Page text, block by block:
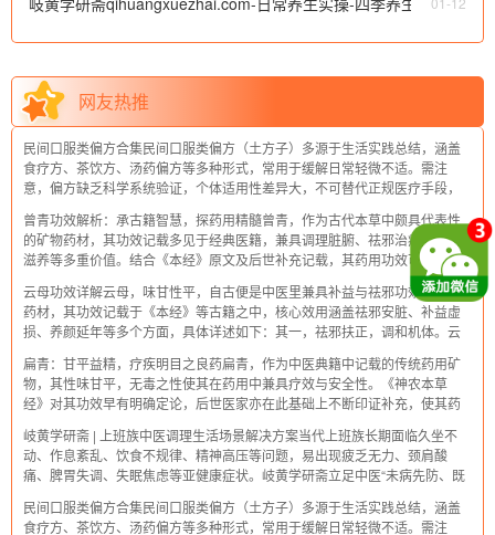
四季养生之春夏秋冬
网友热推
民间口服类偏方合集民间口服类偏方（土方子）多源于生活实践总结，涵盖
食疗方、茶饮方、汤药偏方等多种形式，常用于缓解日常轻微不适。需注
意，偏方缺乏科学系统验证，个体适用性差异大，不可替代正规医疗手段，
方，仅供参考。一、食疗方食疗方以日常食材
曾青功效解析：承古籍智慧，探药用精髓曾青，作为古代本草中颇具代表性
的矿物药材，其功效记载多见于经典医籍，兼具调理脏腑、祛邪治病、补益
滋养等多重价值。结合《本经》原文及后世补充记载，其药用功效可系统梳
理为以下几方面，尽显古人对其药用价值的深刻认知。一、祛邪疗疾，专攻
内外诸症曾青性小寒，味酸，其祛邪之力
云母功效详解云母，味甘性平，自古便是中医里兼具补益与祛邪功效的经典
药材，其功效记载于《本经》等古籍之中，核心效用涵盖祛邪安脏、补益虚
损、养颜延年等多个方面，具体详述如下：其一，祛邪扶正，调和机体。云
眩、身体晃动如在车船上的不适感。同时，
扁青：甘平益精，疗疾明目之良药扁青，作为中医典籍中记载的传统药用矿
物，其性味甘平，无毒之性使其在药用中兼具疗效与安全性。《神农本草
经》对其功效早有明确定论，后世医家亦在此基础上不断印证补充，使其药
青皆能发挥独特效用，是一味不可多得的天
岐黄学研斋 | 上班族中医调理生活场景解决方案当代上班族长期面临久坐不
动、作息紊乱、饮食不规律、精神高压等问题，易出现疲乏无力、颈肩酸
痛、脾胃失调、失眠焦虑等亚健康症状。岐黄学研斋立足中医“未病先防、既
上班族在忙碌中轻松养护身心。一
民间口服类偏方合集民间口服类偏方（土方子）多源于生活实践总结，涵盖
食疗方、茶饮方、汤药偏方等多种形式，常用于缓解日常轻微不适。需注